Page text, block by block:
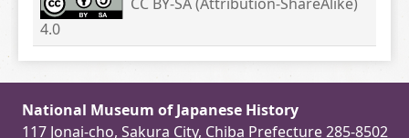
4.0
National Museum of Japanese History
117 Jonai-cho, Sakura City, Chiba Prefecture 285-8502